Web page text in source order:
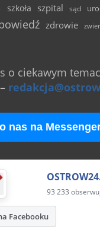
szkoła szpital sąd
zdrowie
o ciekawym
–
nas na
93 233
Facebooku